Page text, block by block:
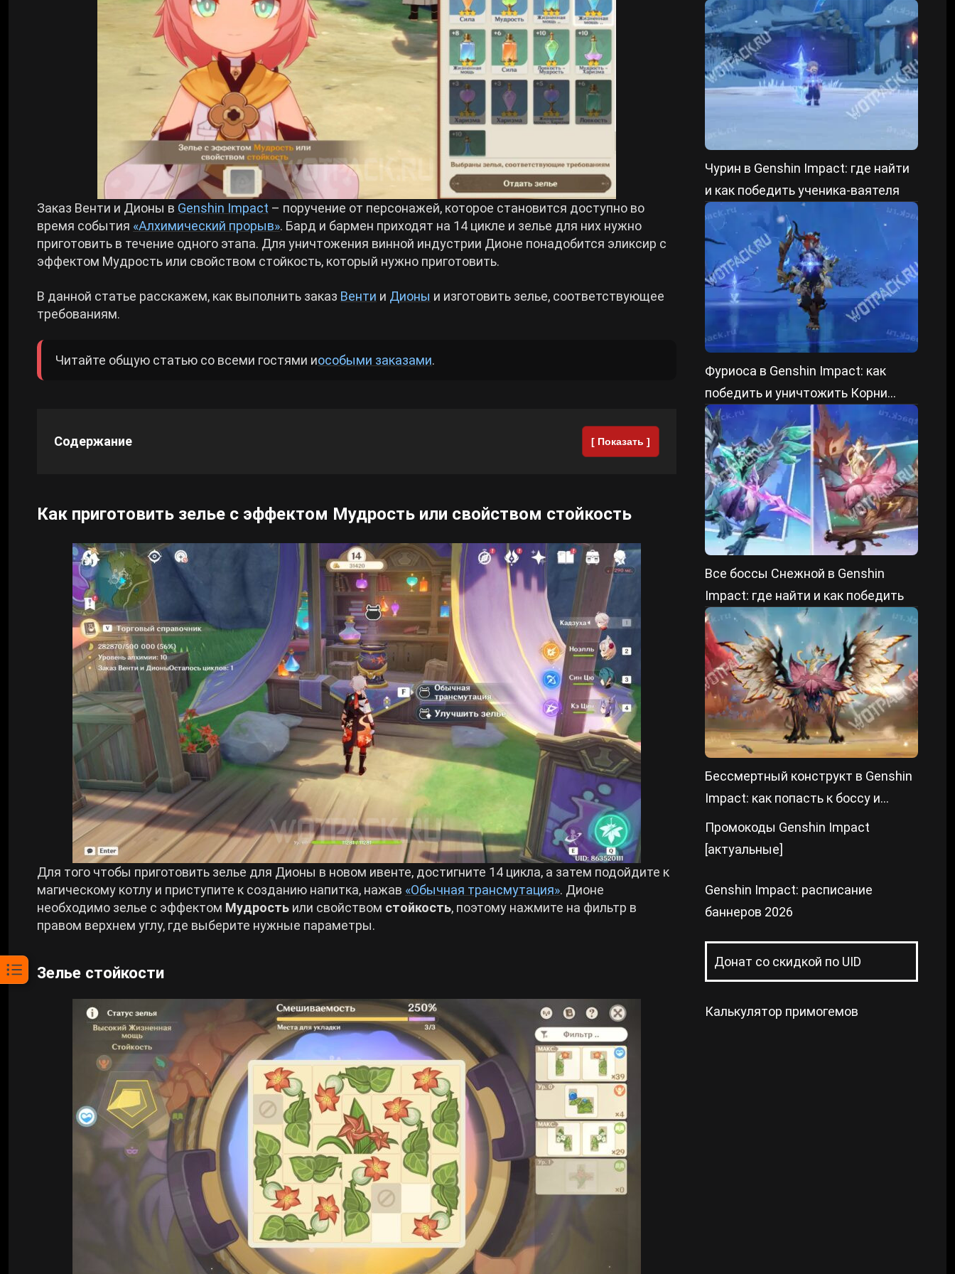
Kingdom Come: Deliverance 2
Path of Exile 2
Wuthering Waves
Roblox
Hogwarts Legacy
Cyberpunk 2077
Билды Arknights: Endfield
Билды Wuthering Waves
Билды Cyberpunk 2077
Билды Path of Exile 2
Заказ Венти и Дионы в Genshin Impact – поручение от персонажей, которое становится доступно во
время события «Алхимический прорыв». Бард и бармен приходят на 14 цикле и зелье для них нужно
приготовить в течение одного этапа. Для уничтожения винной индустрии Дионе понадобится эликсир с
эффектом Мудрость или свойством стойкость, который нужно приготовить.
В данной статье расскажем, как выполнить заказ Венти и Дионы и изготовить зелье, соответствующее
требованиям.
Читайте общую статью со всеми гостями иособыми заказами.
Содержание [ Показать ]
Как приготовить зелье с эффектом Мудрость или свойством стойкость
Для того чтобы приготовить зелье для Дионы в новом ивенте, достигните 14 цикла, а затем подойдите к
магическому котлу и приступите к созданию напитка, нажав «Обычная трансмутация». Дионе
необходимо зелье с эффектом Мудрость или свойством стойкость, поэтому нажмите на фильтр в
правом верхнем углу, где выберите нужные параметры.
Зелье стойкости
форме и уменьшенном состоянии
Чурин в Genshin Impact: где найти
и как победить ученика-ваятеля
Фуриоса в Genshin Impact: как
победить и уничтожить Корни
преграды
Все боссы Снежной в Genshin
Impact: где найти и как победить
Бессмертный конструкт в Genshin
Impact: как попасть к боссу и
победить
Промокоды Genshin Impact
[актуальные]
Genshin Impact: расписание
баннеров 2026
Донат со скидкой по UID
Калькулятор примогемов